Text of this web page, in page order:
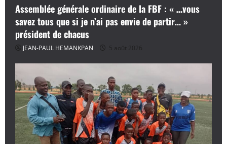
Assemblée générale ordinaire de la FBF : « …vous
savez tous que si je n’ai pas envie de partir… »
président de chacus
JEAN-PAUL HEMANKPAN 5 août 2026